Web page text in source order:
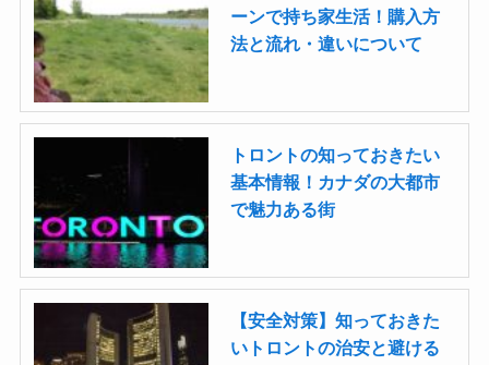
ーンで持ち家生活！購入方
法と流れ・違いについて
トロントの知っておきたい
基本情報！カナダの大都市
で魅力ある街
【安全対策】知っておきた
いトロントの治安と避ける